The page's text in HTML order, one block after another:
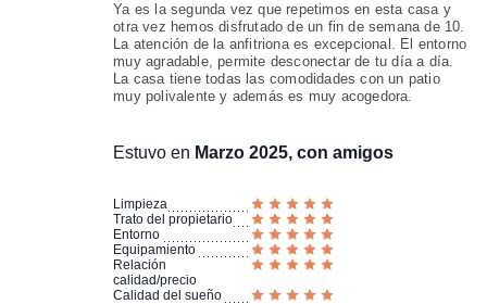
Ya es la segunda vez que repetimos en esta casa y
otra vez hemos disfrutado de un fin de semana de 10.
La atención de la anfitriona es excepcional. El entorno
muy agradable, permite desconectar de tu día a día.
La casa tiene todas las comodidades con un patio
muy polivalente y además es muy acogedora.
Estuvo en Marzo 2025, con amigos
Limpieza
Trato del propietario
Entorno
Equipamiento
Relación
calidad/precio
Calidad del sueño